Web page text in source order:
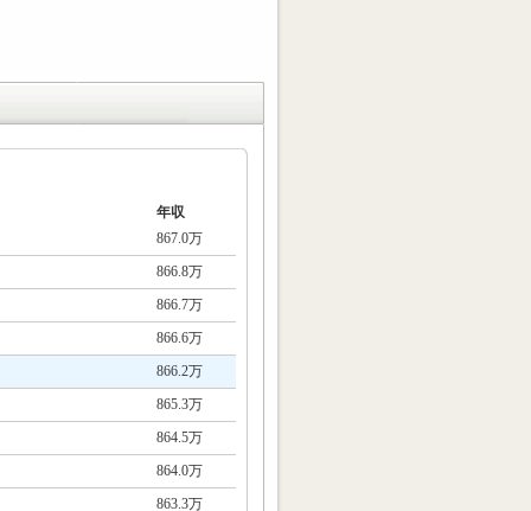
年収
867.0万
866.8万
866.7万
866.6万
866.2万
865.3万
864.5万
864.0万
863.3万